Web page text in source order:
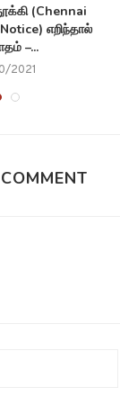
(Chennai
எறிந்தால்
–...
2021